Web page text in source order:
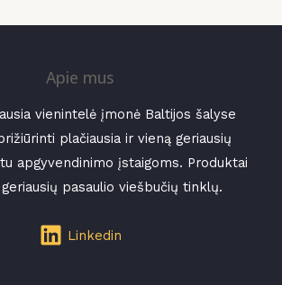
Apie mus
vienintelė įmonė Baltijos šalyse
plačiausia ir vieną geriausių
apgyvendinimo įstaigoms. Produktai
pasaulio viešbučių tinklų.
Linkedin